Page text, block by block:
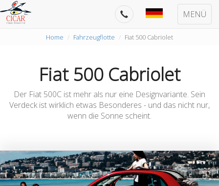
MENÜ
Home Fahrzeugflotte Fiat 500 Cabriolet
Fiat 500 Cabriolet
Der Fiat 500C ist mehr als nur eine Designvariante. Sein
Verdeck ist wirklich etwas Besonderes - und das nicht nur,
wenn die Sonne scheint.